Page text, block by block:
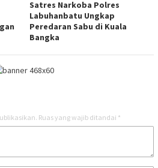
Satres Narkoba Polres
Labuhanbatu Ungkap
Peredaran Sabu di Kuala
Bangka
Ruas yang wajib ditandai *